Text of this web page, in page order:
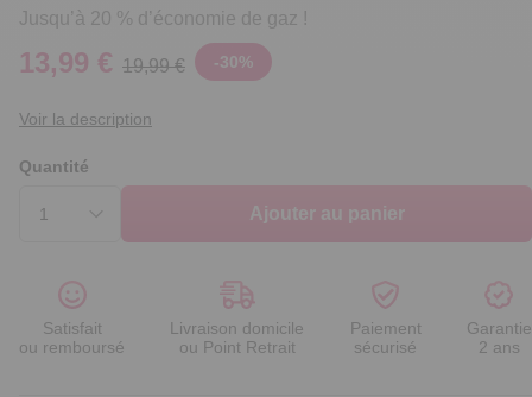
Jusqu’à 20 % d’économie de gaz !
13,99 € 19,99 € -30%
Voir la description
Quantité
Ajouter au panier
Satisfait
ou remboursé
Livraison domicile
ou Point Retrait
Paiement
sécurisé
Garantie
2 ans